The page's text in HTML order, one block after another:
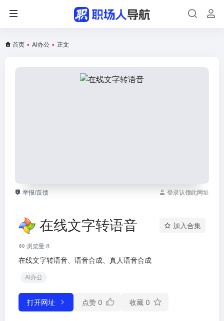
首页 • AI办公 • 正文
举报/反馈 登录认领此网址
在线文字转语音 加入合集
浏览量 8
在线文字转语音、语音合成、真人语音合成
AI办公
打开网址 点赞 0 收藏 0